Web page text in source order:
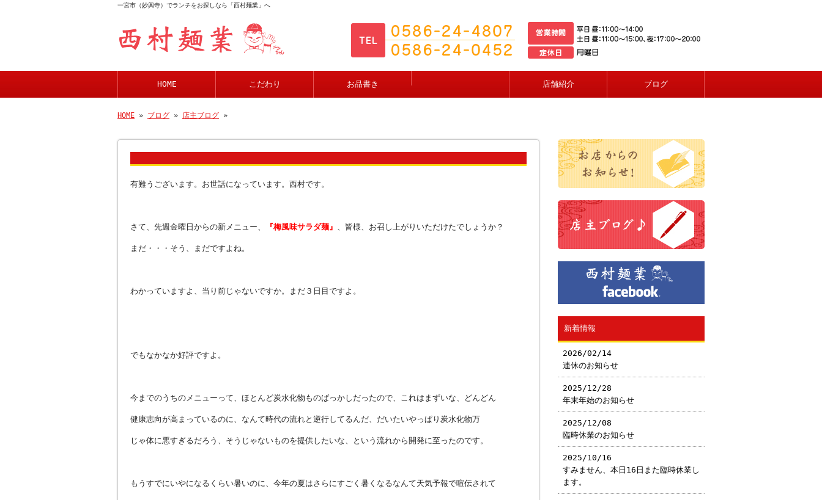
一宮市（妙興寺）でランチをお探しなら「西村麺業」へ
HOME こだわり お品書き 店舗紹介 ブログ
HOME » ブログ » 店主ブログ »
有難うございます。お世話になっています。西村です。
さて、先週金曜日からの新メニュー、 『梅風味サラダ麺』 、皆様、お召し上がりいただけたでしょうか？
まだ・・・そう、まだですよね。
わかっていますよ、当り前じゃないですか。まだ３日目ですよ。
でもなかなか好評ですよ。
今までのうちのメニューって、ほとんど炭水化物ものばっかしだったので、これはまずいな、どんどん
健康志向が高まっているのに、なんて時代の流れと逆行してるんだ、だいたいやっぱり炭水化物万
じゃ体に悪すぎるだろう、そうじゃないものを提供したいな、という流れから開発に至ったのです。
もうすでにいやになるくらい暑いのに、今年の夏はさらにすごく暑くなるなんて天気予報で喧伝されて
新着情報
2026/02/14
連休のお知らせ
2025/12/28
年末年始のお知らせ
2025/12/08
臨時休業のお知らせ
2025/10/16
すみません、本日16日また臨時休業し
ます。